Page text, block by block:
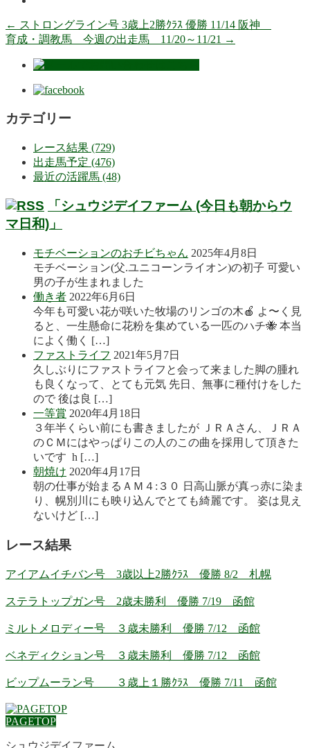
← ストロングライン号 3歳上2勝ｸﾗｽ 優勝 11/14 阪神
育成・調教馬 今週の出走馬 11/20～11/21 →
カテゴリー
レース結果 (729)
出走馬予定 (476)
最近の活躍馬 (48)
「シュウジデイファーム (今日も朝からウ
マ日和)」
モチベーションのおチビちゃん 2025年4月8日
モチベーション(父.ユニコーンライオン)の初子 可愛い
男の子が生まれました
働き者 2022年6月6日
今年も可愛い花が咲いた牧場のリンゴの木🍎 よ〜く見
ると、一生懸命に花粉を集めている一匹のハチ🐝 本当
によく働く […]
ファストライフ 2021年5月7日
久しぶりにファストライフと会って来ました脚の腫れ
も良くなって、とても元気 先日、無事に種付けをした
ので 後は良 […]
一等賞 2020年4月18日
３年半くらい前にも書きましたが ＪＲＡさん、ＪＲＡ
のＣＭにはやっぱりこの人のこの曲を採用して頂きた
いです h […]
朝焼け 2020年4月17日
朝の仕事が始まるＡＭ４:３０ 日高山脈が真っ赤に染ま
り、幌別川にも映り込んでとても綺麗です。 姿は見え
ないけど […]
レース結果
アイアムイチバン号 3歳以上2勝ｸﾗｽ 優勝 8/2 札幌
ステラトップガン号 2歳未勝利 優勝 7/19 函館
ミルトメロディー号 ３歳未勝利 優勝 7/12 函館
ベネディクション号 ３歳未勝利 優勝 7/12 函館
ビップムーラン号 ３歳上１勝ｸﾗｽ 優勝 7/11 函館
PAGETOP
シュウジデイファーム